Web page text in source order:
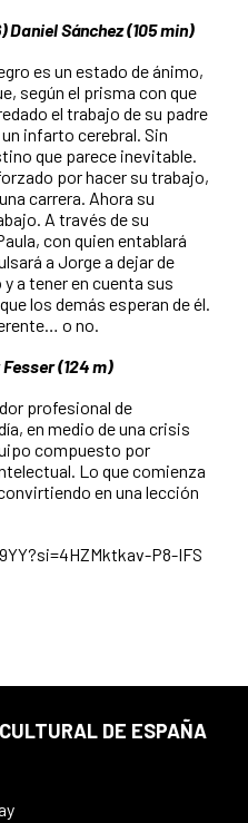
Sánchez (105 min)
es un estado de ánimo,
según el prisma con que
el trabajo de su padre
infarto cerebral. Sin
que parece inevitable.
por hacer su trabajo,
carrera. Ahora su
A través de su
con quien entablará
a Jorge a dejar de
a tener en cuenta sus
los demás esperan de él.
o no.
(124 m)
profesional de
en medio de una crisis
compuesto por
Lo que comienza
en una lección
P8-IFS
DE ESPAÑA